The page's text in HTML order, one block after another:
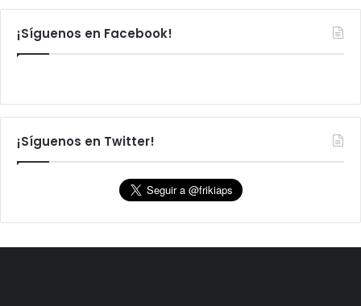
¡Síguenos en Facebook!
¡Síguenos en Twitter!